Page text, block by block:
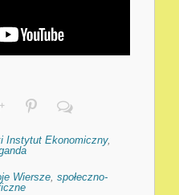
Instytut Ekonomiczny,
Wiersze, społeczno-